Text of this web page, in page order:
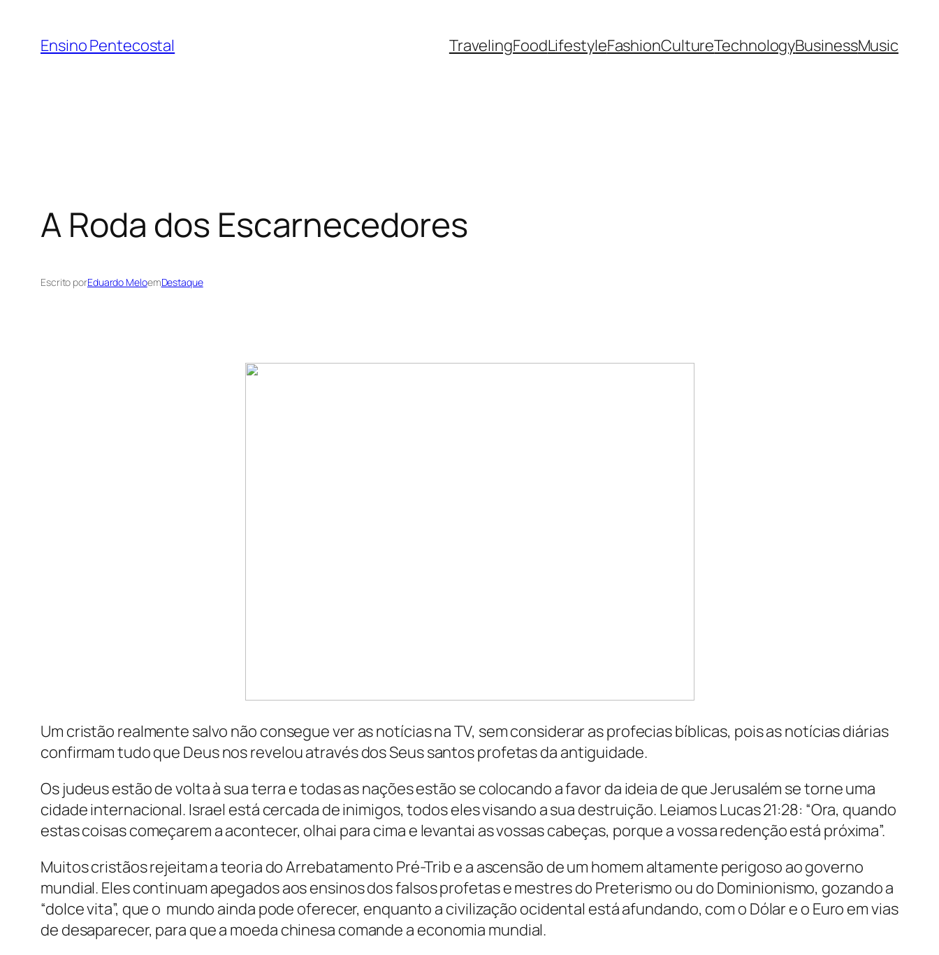
Ensino Pentecostal TravelingFoodLifestyleFashionCultureTechnologyBusinessMusic
A Roda dos Escarnecedores
Escrito porEduardo MeloemDestaque
Um cristão realmente salvo não consegue ver as notícias na TV, sem considerar as profecias bíblicas, pois as notícias diárias
confirmam tudo que Deus nos revelou através dos Seus santos profetas da antiguidade.
Os judeus estão de volta à sua terra e todas as nações estão se colocando a favor da ideia de que Jerusalém se torne uma
cidade internacional. Israel está cercada de inimigos, todos eles visando a sua destruição. Leiamos Lucas 21:28: “Ora, quando
estas coisas começarem a acontecer, olhai para cima e levantai as vossas cabeças, porque a vossa redenção está próxima”.
Muitos cristãos rejeitam a teoria do Arrebatamento Pré-Trib e a ascensão de um homem altamente perigoso ao governo
mundial. Eles continuam apegados aos ensinos dos falsos profetas e mestres do Preterismo ou do Dominionismo, gozando a
“dolce vita”, que o mundo ainda pode oferecer, enquanto a civilização ocidental está afundando, com o Dólar e o Euro em vias
de desaparecer, para que a moeda chinesa comande a economia mundial.